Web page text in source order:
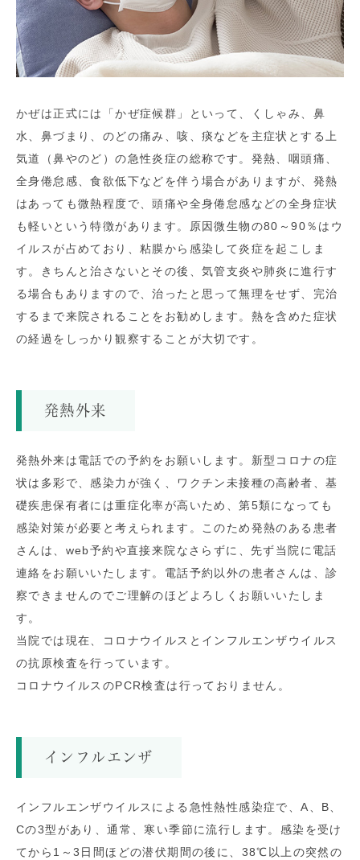
かぜは正式には「かぜ症候群」といって、くしゃみ、鼻
水、鼻づまり、のどの痛み、咳、痰などを主症状とする上
気道（鼻やのど）の急性炎症の総称です。発熱、咽頭痛、
全身倦怠感、食欲低下などを伴う場合がありますが、発熱
はあっても微熱程度で、頭痛や全身倦怠感などの全身症状
も軽いという特徴があります。原因微生物の80～90％はウ
イルスが占めており、粘膜から感染して炎症を起こしま
す。きちんと治さないとその後、気管支炎や肺炎に進行す
る場合もありますので、治ったと思って無理をせず、完治
するまで来院されることをお勧めします。熱を含めた症状
の経過をしっかり観察することが大切です。
発熱外来
発熱外来は電話での予約をお願いします。新型コロナの症
状は多彩で、感染力が強く、ワクチン未接種の高齢者、基
礎疾患保有者には重症化率が高いため、第5類になっても
感染対策が必要と考えられます。このため発熱のある患者
さんは、web予約や直接来院なさらずに、先ず当院に電話
連絡をお願いいたします。電話予約以外の患者さんは、診
察できませんのでご理解のほどよろしくお願いいたしま
す。
当院では現在、コロナウイルスとインフルエンザウイルス
の抗原検査を行っています。
コロナウイルスのPCR検査は行っておりません。
インフルエンザ
インフルエンザウイルスによる急性熱性感染症で、A、B、
Cの3型があり、通常、寒い季節に流行します。感染を受け
てから1～3日間ほどの潜伏期間の後に、38℃以上の突然の